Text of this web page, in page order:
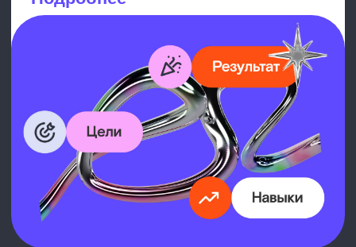
Файл с презентацией результатов
В какой форме
Раз в неделю практикант загружает
в бот отчет о промежуточных
результатах работы.
Методы контроля
и отчетности